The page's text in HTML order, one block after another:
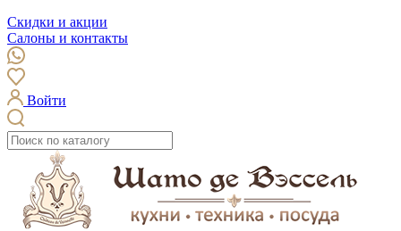
Скидки и акции
Салоны и контакты
Войти